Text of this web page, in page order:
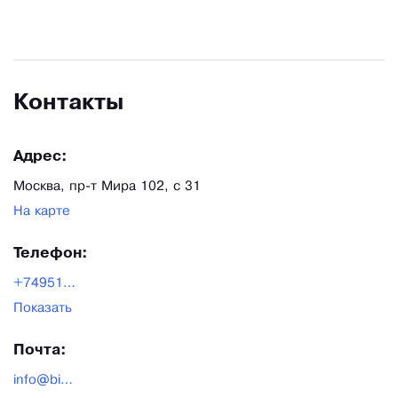
Контакты
Адрес:
Москва, пр-т Мира 102, с 31
На карте
Телефон:
+74951508594
Показать
Почта:
info@biovat.ru